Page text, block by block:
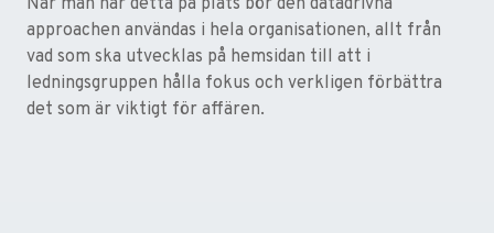
När man har detta på plats bör den datadrivna
approachen användas i hela organisationen, allt från
vad som ska utvecklas på hemsidan till att i
ledningsgruppen hålla fokus och verkligen förbättra
det som är viktigt för affären.